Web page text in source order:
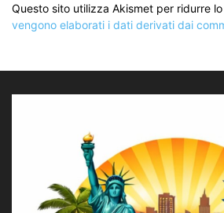
Questo sito utilizza Akismet per ridurre
vengono elaborati i dati derivati dai